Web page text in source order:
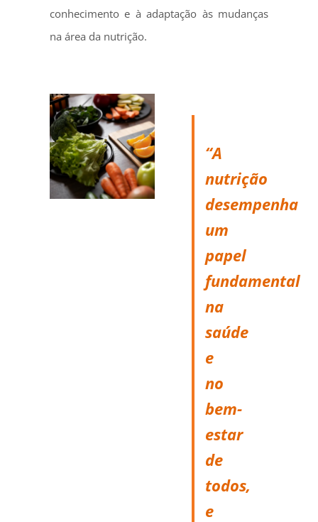
conhecimento e à adaptação às mudanças
na área da nutrição.
“A
nutrição
desempenha
um
papel
fundamental
na
saúde
e
no
bem-
estar
de
todos,
e